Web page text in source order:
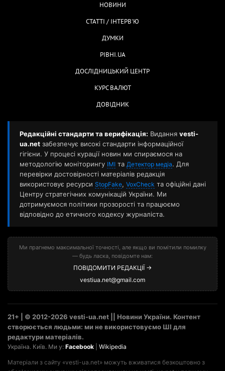
НОВИНИ
СТАТТІ / ІНТЕРВ'Ю
ДУМКИ
РІВНІ.UA
ДОСЛІДНИЦЬКИЙ ЦЕНТР
КУРС ВАЛЮТ
ДОВІДНИК
Редакційні стандарти та верифікація: Видання vesti-
ua.net забезпечує високі стандарти інформаційної
гігієни. У процесі курації новин ми спираємося на
методологію моніторингу ІМІ та Детектор медіа. Для
перевірки достовірності матеріалів редакція
використовує ресурси StopFake, VoxCheck та офіційні дані
Центру стратегічних комунікацій України. Ми
дотримуємося політики прозорості та працюємо
відповідно до етичного кодексу журналіста.
Ми прагнемо максимальної точності, але якщо ви помітили помилку
— будь ласка, повідомте нам:
ПОВІДОМИТИ РЕДАКЦІЇ →
vestiua.net@gmail.com
21+ | © 2012-2026 vesti-ua.net || Новини України. Контент
створюється людьми: ми не використовуємо ШІ для
редактури матеріалів.
Україна. Київ. Ми у: Facebook Wikipedia
Матеріали з сайту «vesti-ua.net» можуть вживатися безкоштовно з